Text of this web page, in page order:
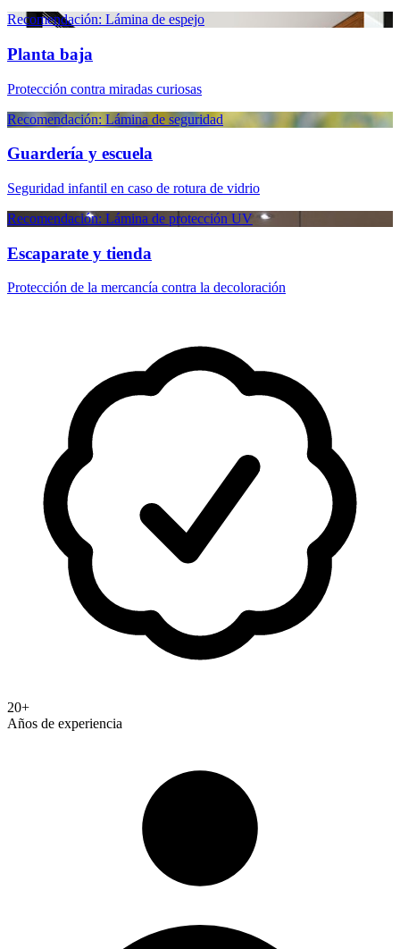
Recomendación: Lámina de espejo
Planta baja
Protección contra miradas curiosas
Recomendación: Lámina de seguridad
Guardería y escuela
Seguridad infantil en caso de rotura de vidrio
Recomendación: Lámina de protección UV
Escaparate y tienda
Protección de la mercancía contra la decoloración
20+
Años de experiencia